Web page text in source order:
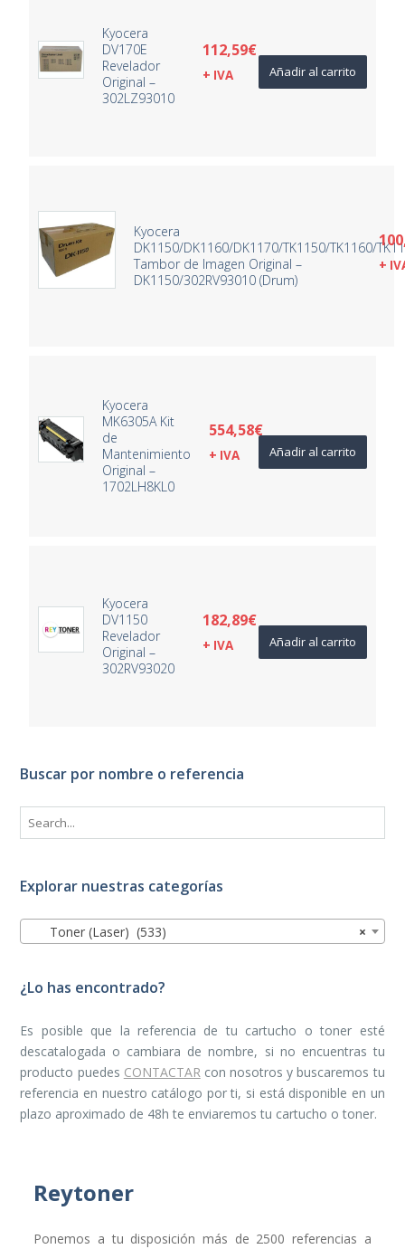
Kyocera
DV170E
Revelador
Original –
302LZ93010
112,59€
+ IVA Añadir al carrito
Kyocera
DK1150/DK1160/DK1170/TK1150/TK1160/
Tambor de Imagen Original –
DK1150/302RV93010 (Drum)
+
Kyocera
MK6305A Kit
de
Mantenimiento
Original –
1702LH8KL0
554,58€
+ IVA Añadir al carrito
Kyocera
DV1150
Revelador
Original –
302RV93020
182,89€
+ IVA Añadir al carrito
Buscar por nombre o referencia
Explorar nuestras categorías
×
Toner (Laser) (533)
¿Lo has encontrado?
Es posible que la referencia de tu cartucho o toner esté
descatalogada o cambiara de nombre, si no encuentras tu
producto puedes CONTACTAR con nosotros y buscaremos tu
referencia en nuestro catálogo por ti, si está disponible en un
plazo aproximado de 48h te enviaremos tu cartucho o toner.
Reytoner
Ponemos a tu disposición más de 2500 referencias a